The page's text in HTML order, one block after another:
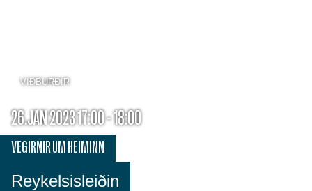
VIÐBURÐIR
26.JAN 2023 17:00 - 18:00
Reykelsisleiðin
VEGIRNIR UM HEIMINN